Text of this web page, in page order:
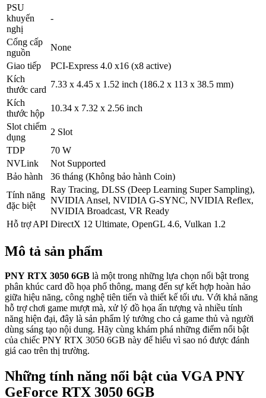
PSU
khuyến
nghị
-
Cổng cấp
nguồn
None
Giao tiếp
PCI-Express 4.0 x16 (x8 active)
Kích
thước card
7.33 x 4.45 x 1.52 inch (186.2 x 113 x 38.5 mm)
Kích
thước hộp
10.34 x 7.32 x 2.56 inch
Slot chiếm
dụng
2 Slot
TDP
70 W
NVLink
Not Supported
Bảo hành
36 tháng (Không bảo hành Coin)
Tính năng
đặc biệt
Ray Tracing, DLSS (Deep Learning Super Sampling),
NVIDIA Ansel, NVIDIA G-SYNC, NVIDIA Reflex,
NVIDIA Broadcast, VR Ready
Hỗ trợ API DirectX 12 Ultimate, OpenGL 4.6, Vulkan 1.2
Mô tả sản phẩm
PNY RTX 3050 6GB là một trong những lựa chọn nổi bật trong
phân khúc card đồ họa phổ thông, mang đến sự kết hợp hoàn hảo
giữa hiệu năng, công nghệ tiên tiến và thiết kế tối ưu. Với khả năng
hỗ trợ chơi game mượt mà, xử lý đồ họa ấn tượng và nhiều tính
năng hiện đại, đây là sản phẩm lý tưởng cho cả game thủ và người
dùng sáng tạo nội dung. Hãy cùng khám phá những điểm nổi bật
của chiếc PNY RTX 3050 6GB này để hiểu vì sao nó được đánh
giá cao trên thị trường.
Những tính năng nổi bật của VGA PNY
GeForce RTX 3050 6GB